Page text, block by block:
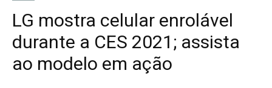
LG mostra celular enrolável
durante a CES 2021; assista
ao modelo em ação